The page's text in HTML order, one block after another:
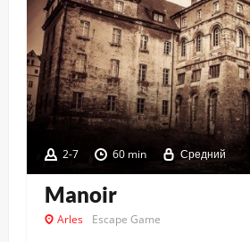
2-7 60 min Средний
Manoir
Arles Escape Game